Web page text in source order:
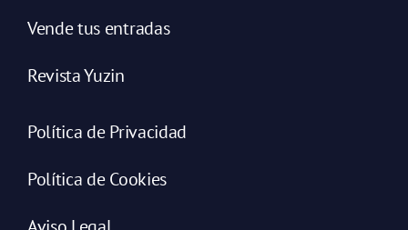
Vende tus entradas
Revista Yuzin
Política de Privacidad
Política de Cookies